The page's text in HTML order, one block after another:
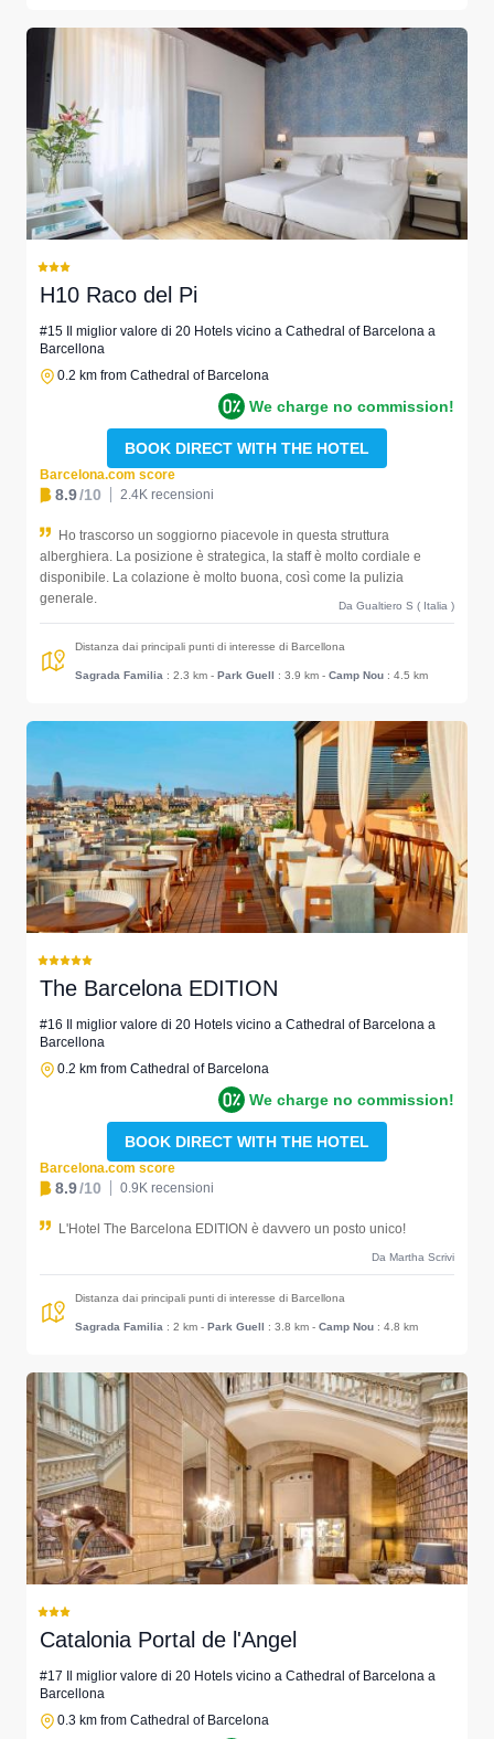
H10 Raco del Pi
#15 Il miglior valore di 20 Hotels vicino a Cathedral of Barcelona a
Barcellona
0.2 km from Cathedral of Barcelona
We charge no commission!
BOOK DIRECT WITH THE HOTEL
Barcelona.com score
8.9/10 2.4K recensioni
Ho trascorso un soggiorno piacevole in questa struttura
alberghiera. La posizione è strategica, la staff è molto cordiale e
disponibile. La colazione è molto buona, così come la pulizia
generale.
Da Gualtiero S ( Italia )
Distanza dai principali punti di interesse di Barcellona
Sagrada Familia : 2.3 km - Park Guell : 3.9 km - Camp Nou : 4.5 km
The Barcelona EDITION
#16 Il miglior valore di 20 Hotels vicino a Cathedral of Barcelona a
Barcellona
0.2 km from Cathedral of Barcelona
We charge no commission!
BOOK DIRECT WITH THE HOTEL
Barcelona.com score
8.9/10 0.9K recensioni
L'Hotel The Barcelona EDITION è davvero un posto unico!
Da Martha Scrivi
Distanza dai principali punti di interesse di Barcellona
Sagrada Familia : 2 km - Park Guell : 3.8 km - Camp Nou : 4.8 km
Catalonia Portal de l'Angel
#17 Il miglior valore di 20 Hotels vicino a Cathedral of Barcelona a
Barcellona
0.3 km from Cathedral of Barcelona